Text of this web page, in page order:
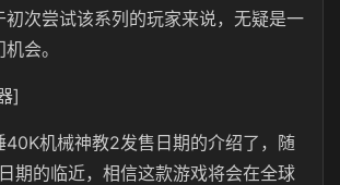
初次尝试该系列的玩家来说，无疑是一
会。
]
40K机械神教2发售日期的介绍了，随
期的临近，相信这款游戏将会在全球